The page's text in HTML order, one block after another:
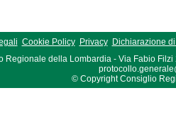
Cookie Policy Privacy
Dichiarazione
Regionale della Lombardia - Via Fabio Filzi
© Copyright Consiglio